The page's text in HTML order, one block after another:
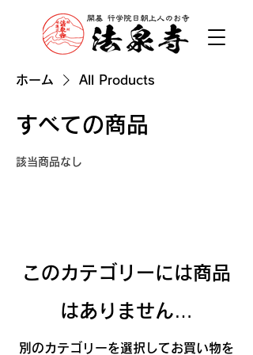
ホーム All Products
すべての商品
該当商品なし
このカテゴリーには商品
はありません…
別のカテゴリーを選択してお買い物を